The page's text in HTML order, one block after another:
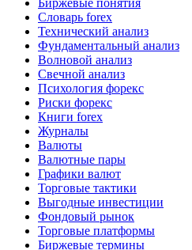
Биржевые понятия
Словарь forex
Технический анализ
Фундаментальный анализ
Волновой анализ
Свечной анализ
Психология форекс
Риски форекс
Книги forex
Журналы
Валюты
Валютные пары
Графики валют
Торговые тактики
Выгодные инвестиции
Фондовый рынок
Торговые платформы
Биржевые термины